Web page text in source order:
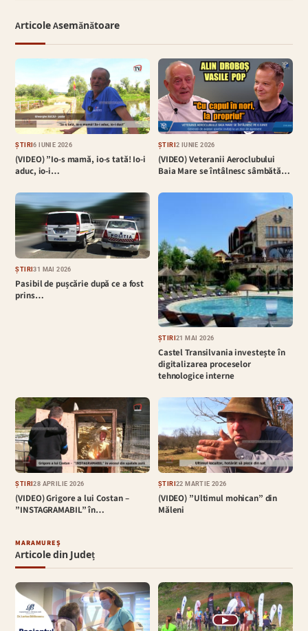
Articole Asemănătoare
ȘTIRI6 IUNIE 2026
(VIDEO) ”Io-s mamă, io-s tată! Io-i
aduc, io-i…
ȘTIRI2 IUNIE 2026
(VIDEO) Veteranii Aeroclubului
Baia Mare se întâlnesc sâmbătă…
ȘTIRI31 MAI 2026
Pasibil de pușcărie după ce a fost
prins…
ȘTIRI21 MAI 2026
Castel Transilvania investește în
digitalizarea proceselor
tehnologice interne
ȘTIRI28 APRILIE 2026
(VIDEO) Grigore a lui Costan –
”INSTAGRAMABIL” în…
ȘTIRI22 MARTIE 2026
(VIDEO) ”Ultimul mohican” din
Măleni
MARAMUREȘ
Articole din Județ
▶